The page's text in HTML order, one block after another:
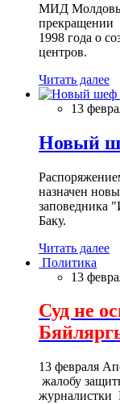
МИД Молдовы
прекращении
1998 года о
центров.
Читать далее
13
Новый
назначен
заповедника
Баку.
Читать далее
Политика
13
Суд не
13 февраля
жалобу
журналистки